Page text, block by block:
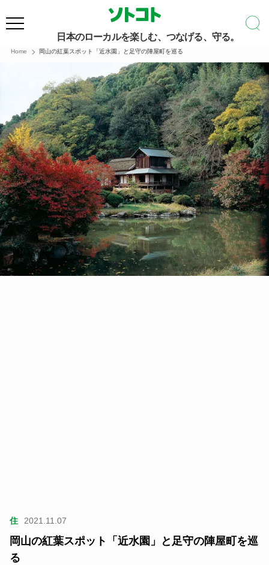
日本のローカルを楽しむ、つなげる、守る。
Home 岡山の紅葉スポット「近水園」と足守の陣屋町を巡る
住 2021.11.07
岡山の紅葉スポット「近水園」と足守の陣屋町を巡
る